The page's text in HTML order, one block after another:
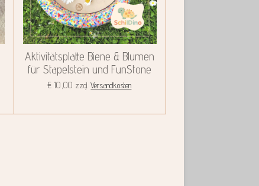
Aktivitätsplatte Biene & Blumen
für Stapelstein und FunStone
€ 10,00 zzgl.Versandkosten